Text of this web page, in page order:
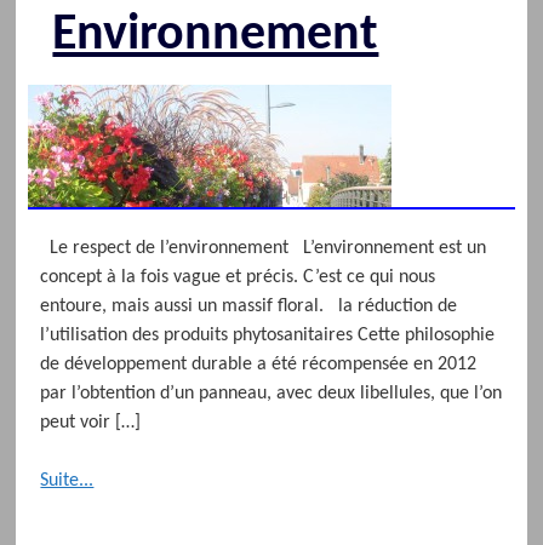
Environnement
Le respect de l’environnement L’environnement est un
concept à la fois vague et précis. C’est ce qui nous
entoure, mais aussi un massif floral. la réduction de
l’utilisation des produits phytosanitaires Cette philosophie
de développement durable a été récompensée en 2012
par l’obtention d’un panneau, avec deux libellules, que l’on
peut voir […]
Suite...